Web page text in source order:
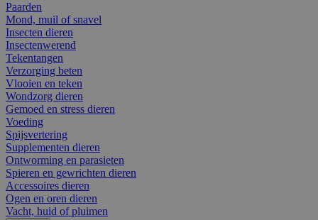
Paarden
Mond, muil of snavel
Insecten dieren
Insectenwerend
Tekentangen
Verzorging beten
Vlooien en teken
Wondzorg dieren
Gemoed en stress dieren
Voeding
Spijsvertering
Supplementen dieren
Ontworming en parasieten
Spieren en gewrichten dieren
Accessoires dieren
Ogen en oren dieren
Vacht, huid of pluimen